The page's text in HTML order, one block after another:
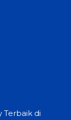
Terbaik di